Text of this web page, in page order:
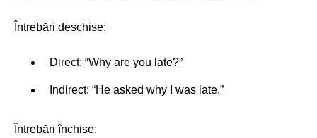
Întrebări deschise:
Direct: “Why are you late?”
Indirect: “He asked why I was late.”
Întrebări închise: